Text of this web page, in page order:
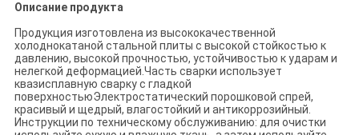
Описание продукта
Продукция изготовлена из высококачественной
холоднокатаной стальной плиты с высокой стойкостью к
давлению, высокой прочностью, устойчивостью к ударам и
нелегкой деформацией.Часть сварки использует
квазисплавную сварку с гладкой
поверхностьюЭлектростатический порошковой спрей,
красивый и щедрый, влагостойкий и антикоррозийный.
Инструкции по техническому обслуживанию: для очистки